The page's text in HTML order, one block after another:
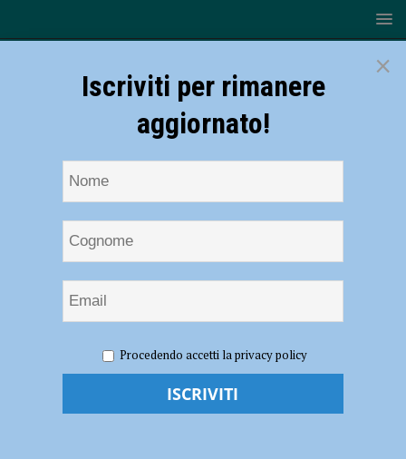
nell’aria a Sarmato: “Residenti preoccupati e stremati, costretti a tenere
chiuse le finestre. Ma l’amministrazione ignora il problema”
Ancora cattivi odori nell’aria a Sarmato:
×
Iscriviti per rimanere
aggiornato!
Procedendo accetti la privacy policy